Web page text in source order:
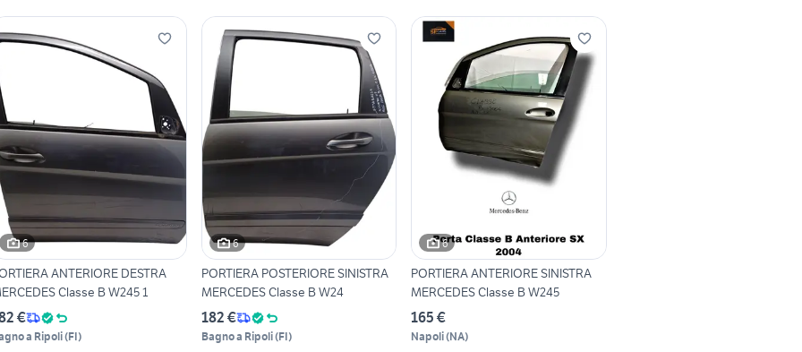
6
ANTERIORE DESTRA
Classe B W245 1
€
a Ripoli(FI)
6
PORTIERA POSTERIORE SINISTRA
MERCEDES Classe B W24
182 €
Bagno a Ripoli(FI)
6
PORTIERA ANTERIORE SINISTRA
MERCEDES Classe B W245
165 €
Napoli(NA)